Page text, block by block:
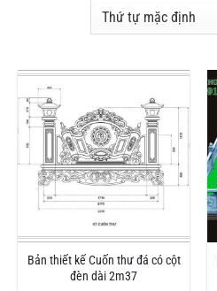
Bản thiết kế Cuốn thư đá có cột
đèn dài 2m37